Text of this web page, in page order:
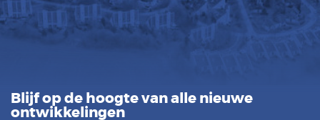
Blijf op de hoogte van alle nieuwe
ontwikkelingen